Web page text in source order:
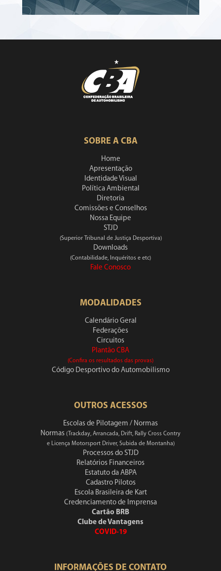
SOBRE A CBA
Home
Apresentação
Identidade Visual
Política Ambiental
Diretoria
Comissões e Conselhos
Nossa Equipe
STJD
(Superior Tribunal de Justiça Desportiva)
Downloads
(Contabilidade, Inquéritos e etc)
Fale Conosco
MODALIDADES
Calendário Geral
Federações
Circuitos
Plantão CBA
(Confira os resultados das provas)
Código Desportivo do Automobilismo
OUTROS ACESSOS
Escolas de Pilotagem / Normas
Normas (Trackday, Arrancada, Drift, Rally Cross Contry
e Licença Motorsport Driver, Subida de Montanha)
Processos do STJD
Relatórios Financeiros
Estatuto da ABPA
Cadastro Pilotos
Escola Brasileira de Kart
Credenciamento de Imprensa
Cartão BRB
Clube de Vantagens
COVID-19
INFORMAÇÕES DE CONTATO